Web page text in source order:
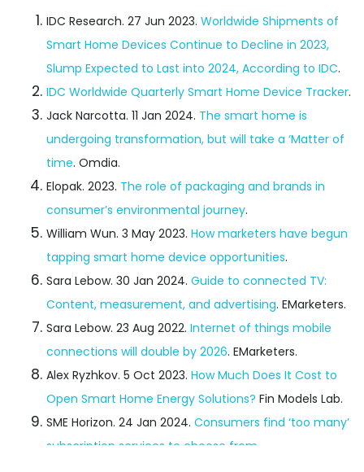
IDC Research. 27 Jun 2023. Worldwide Shipments of
Smart Home Devices Continue to Decline in 2023,
Slump Expected to Last into 2024, According to IDC.
IDC Worldwide Quarterly Smart Home Device Tracker.
Jack Narcotta. 11 Jan 2024. The smart home is
undergoing transformation, but will take a ‘Matter of
time. Omdia.
Elopak. 2023. The role of packaging and brands in
consumer’s environmental journey.
William Wun. 3 May 2023. How marketers have begun
tapping smart home device opportunities.
Sara Lebow. 30 Jan 2024. Guide to connected TV:
Content, measurement, and advertising. EMarketers.
Sara Lebow. 23 Aug 2022. Internet of things mobile
connections will double by 2026. EMarketers.
Alex Ryzhkov. 5 Oct 2023. How Much Does It Cost to
Open Smart Home Energy Solutions? Fin Models Lab.
SME Horizon. 24 Jan 2024. Consumers find ‘too many’
subscription services to choose from